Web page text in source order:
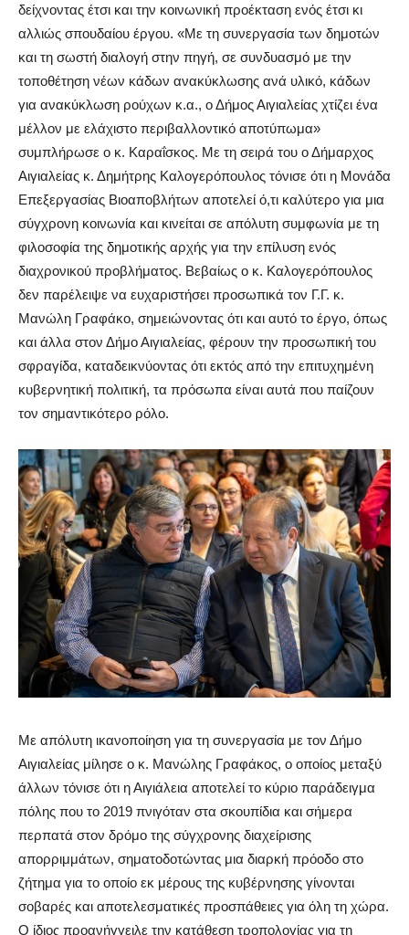
δείχνοντας έτσι και την κοινωνική προέκταση ενός έτσι κι
αλλιώς σπουδαίου έργου. «Με τη συνεργασία των δημοτών
και τη σωστή διαλογή στην πηγή, σε συνδυασμό με την
τοποθέτηση νέων κάδων ανακύκλωσης ανά υλικό, κάδων
για ανακύκλωση ρούχων κ.α., ο Δήμος Αιγιαλείας χτίζει ένα
μέλλον με ελάχιστο περιβαλλοντικό αποτύπωμα»
συμπλήρωσε ο κ. Καραΐσκος. Με τη σειρά του ο Δήμαρχος
Αιγιαλείας κ. Δημήτρης Καλογερόπουλος τόνισε ότι η Μονάδα
Επεξεργασίας Βιοαποβλήτων αποτελεί ό,τι καλύτερο για μια
σύγχρονη κοινωνία και κινείται σε απόλυτη συμφωνία με τη
φιλοσοφία της δημοτικής αρχής για την επίλυση ενός
διαχρονικού προβλήματος. Βεβαίως ο κ. Καλογερόπουλος
δεν παρέλειψε να ευχαριστήσει προσωπικά τον Γ.Γ. κ.
Μανώλη Γραφάκο, σημειώνοντας ότι και αυτό το έργο, όπως
και άλλα στον Δήμο Αιγιαλείας, φέρουν την προσωπική του
σφραγίδα, καταδεικνύοντας ότι εκτός από την επιτυχημένη
κυβερνητική πολιτική, τα πρόσωπα είναι αυτά που παίζουν
τον σημαντικότερο ρόλο.
Με απόλυτη ικανοποίηση για τη συνεργασία με τον Δήμο
Αιγιαλείας μίλησε ο κ. Μανώλης Γραφάκος, ο οποίος μεταξύ
άλλων τόνισε ότι η Αιγιάλεια αποτελεί το κύριο παράδειγμα
πόλης που το 2019 πνιγόταν στα σκουπίδια και σήμερα
περπατά στον δρόμο της σύγχρονης διαχείρισης
απορριμμάτων, σηματοδοτώντας μια διαρκή πρόοδο στο
ζήτημα για το οποίο εκ μέρους της κυβέρνησης γίνονται
σοβαρές και αποτελεσματικές προσπάθειες για όλη τη χώρα.
Ο ίδιος προανήγγειλε την κατάθεση τροπολογίας για τη